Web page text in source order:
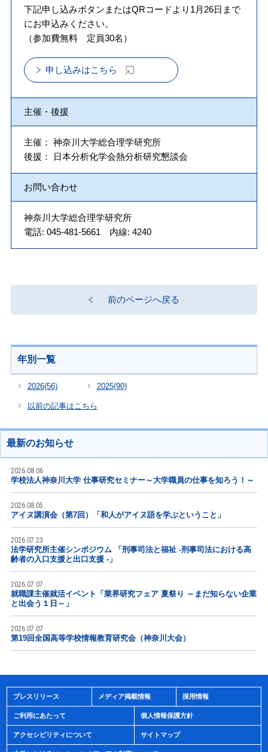
下記申し込みボタンまたはQRコードより1月26日まで
にお申込みください。
（参加費無料 定員30名）
申し込みはこちら
主催・後援
主催： 神奈川大学総合理学研究所
後援： 日本分析化学会熱分析研究懇談会
お問い合わせ
神奈川大学総合理学研究所
電話: 045-481-5661 内線: 4240
前のページへ戻る
年別一覧
2026(56) 2025(90)
以前の記事はこちら
最新のお知らせ
2026.08.06
学校法人神奈川大学 仕事研究セミナー～大学職員の仕事を知ろう！～
2026.08.05
アイヌ講演会（第7回）「和人がアイヌ語を学ぶということ」
2026.07.23
法学研究所主催シンポジウム 「刑事司法と福祉 -刑事司法における高
齢者の入口支援と出口支援 -」
2026.07.07
就職課主催就活イベント「業界研究フェア 夏祭り ～まだ知らない企業
と出会う１日～」
2026.07.07
第19回全国高等学校情報教育研究会（神奈川大会）
プレスリリース メディア掲載情報 採用情報
ご利用にあたって 個人情報保護方針
アクセシビリティについて サイトマップ